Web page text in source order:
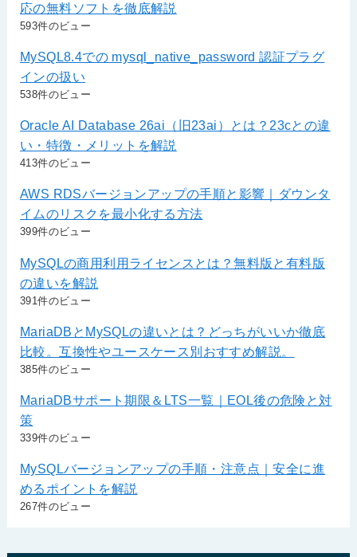
応の無料ソフトを徹底解説
593件のビュー
MySQL8.4での mysql_native_password 認証プラグ
インの扱い
538件のビュー
Oracle AI Database 26ai（旧23ai）とは？23cとの違
い・特徴・メリットを解説
413件のビュー
AWS RDSバージョンアップの手順と影響｜ダウンタ
イムのリスクを最小化する方法
399件のビュー
MySQLの商用利用ライセンスとは？無料版と有料版
の違いを解説
391件のビュー
MariaDBとMySQLの違いとは？どっちがいいか徹底
比較。互換性やユースケース別おすすめ解説。
385件のビュー
MariaDBサポート期限＆LTS一覧｜EOL後の危険と対
策
339件のビュー
MySQLバージョンアップの手順・注意点｜安全に進
めるポイントを解説
267件のビュー